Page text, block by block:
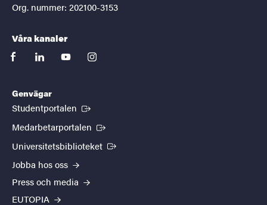
Org. nummer: 202100-3153
Våra kanaler
facebooklinkedinyoutubeinstagram
Genvägar
Studentportalen (Extern länk)
Medarbetarportalen (Extern länk)
Universitetsbiblioteket (Extern länk)
Jobba hos oss
Press och media
EUTOPIA